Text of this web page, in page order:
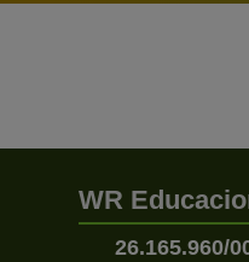
WR
26.165.960/